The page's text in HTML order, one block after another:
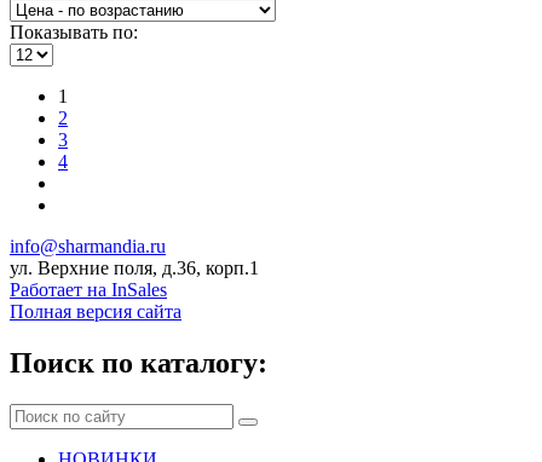
Показывать по:
1
2
3
4
info@sharmandia.ru
ул. Верхние поля, д.36, корп.1
Работает на InSales
Полная версия сайта
Поиск по каталогу: